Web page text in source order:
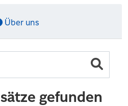
Über uns
gefunden